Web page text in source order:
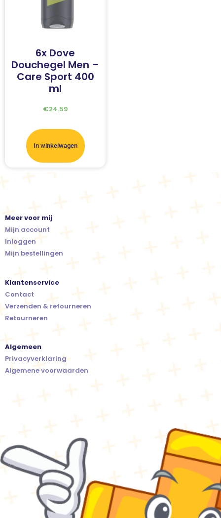
6x Dove
Douchegel Men –
Care Sport 400
ml
€24.59
In winkelwagen
Meer voor mij
Mijn account
Inloggen
Mijn bestellingen
Klantenservice
Contact
Verzenden & retourneren
Retourneren
Algemeen
Privacyverklaring
Algemene voorwaarden